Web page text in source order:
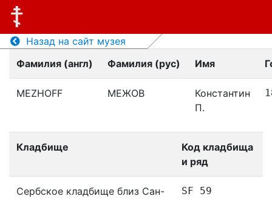
Назад на сайт музея
Фамилия (англ)
Фамилия (рус) Имя
MEZHOFF МЕЖОВ
Константин
П.
Кладбище
Код кладбища
и ряд
Сербское кладбище близ Сан-
SF 59